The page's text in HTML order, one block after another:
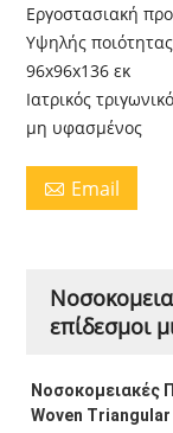
Εργοστασιακή
Υψηλής
96x96x136 εκ
Ιατρικός
μη υφασμένος
 Email
επίδεσμοι
Νοσοκομειακές
Woven